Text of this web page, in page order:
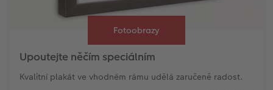
Fotoobrazy
Upoutejte něčím speciálním
Kvalitní plakát ve vhodném rámu udělá zaručeně radost.